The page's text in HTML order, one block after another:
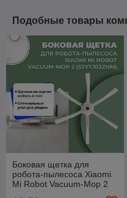
Подобные товары
Боковая щетка для
робота-пылесоса Xiaomi
Mi Robot Vacuum-Mop 2